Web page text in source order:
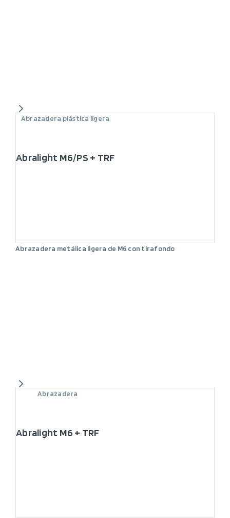
Abrazadera plástica ligera
Abralight M6/PS + TRF
Abrazadera metálica ligera de M6 con tirafondo
Abrazadera
Abralight M6 + TRF